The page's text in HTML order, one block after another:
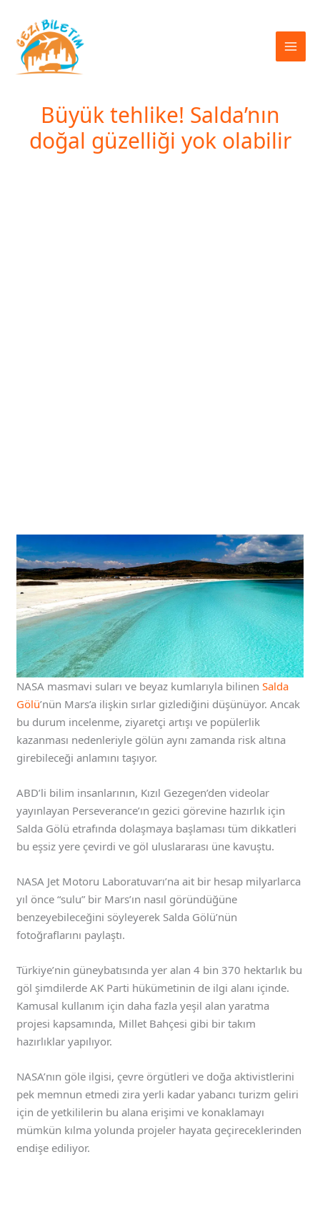
Büyük tehlike! Salda’nın
doğal güzelliği yok olabilir
NASA masmavi suları ve beyaz kumlarıyla bilinenSalda
Gölü’nün Mars’a ilişkin sırlar gizlediğini düşünüyor. Ancak
bu durum incelenme, ziyaretçi artışı ve popülerlik
kazanması nedenleriyle gölün aynı zamanda risk altına
girebileceği anlamını taşıyor.
ABD’li bilim insanlarının, Kızıl Gezegen’den videolar
yayınlayan Perseverance’ın gezici görevine hazırlık için
Salda Gölü etrafında dolaşmaya başlaması tüm dikkatleri
bu eşsiz yere çevirdi ve göl uluslararası üne kavuştu.
NASA Jet Motoru Laboratuvarı’na ait bir hesap milyarlarca
yıl önce “sulu” bir Mars’ın nasıl göründüğüne
benzeyebileceğini söyleyerek Salda Gölü’nün
fotoğraflarını paylaştı.
Türkiye’nin güneybatısında yer alan 4 bin 370 hektarlık bu
göl şimdilerde AK Parti hükümetinin de ilgi alanı içinde.
Kamusal kullanım için daha fazla yeşil alan yaratma
projesi kapsamında, Millet Bahçesi gibi bir takım
hazırlıklar yapılıyor.
NASA’nın göle ilgisi, çevre örgütleri ve doğa aktivistlerini
pek memnun etmedi zira yerli kadar yabancı turizm geliri
için de yetkililerin bu alana erişimi ve konaklamayı
mümkün kılma yolunda projeler hayata geçireceklerinden
endişe ediliyor.